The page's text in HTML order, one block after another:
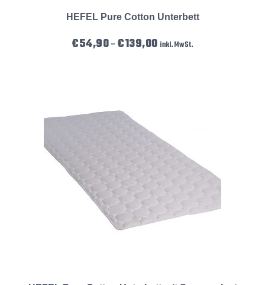
HEFEL Pure Cotton Unterbett
€54,90–€139,00Preisspanne: €54,90 bis
inkl. MwSt.